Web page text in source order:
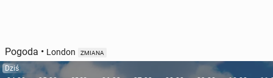
Pogoda • London ZMIANA
Dziś